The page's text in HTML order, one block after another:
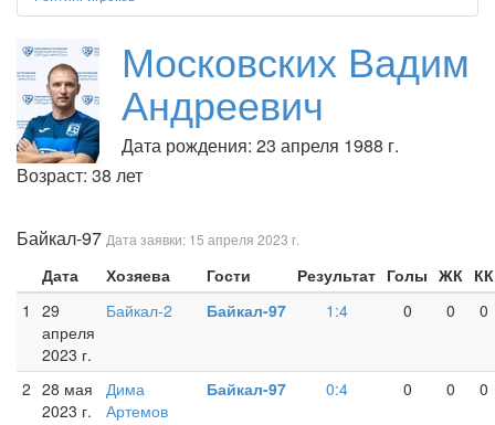
Московских Вадим
Андреевич
Дата рождения: 23 апреля 1988 г.
Возраст: 38 лет
Байкал-97 Дата заявки: 15 апреля 2023 г.
Дата Хозяева Гости Результат Голы ЖК КК
1
29
апреля
2023 г.
Байкал-2 Байкал-97 1:4 0 0 0
2 28 мая
2023 г.
Дима
Артемов
Байкал-97 0:4 0 0 0